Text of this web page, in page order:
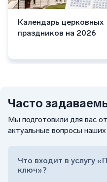
Календарь церковных
праздников на 2026
Часто
Мы подготовили для вас
актуальные вопросы
Что входит в услугу
ключ»?